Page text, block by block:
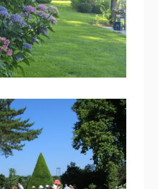
côté ouest
2025
Miss au jardin